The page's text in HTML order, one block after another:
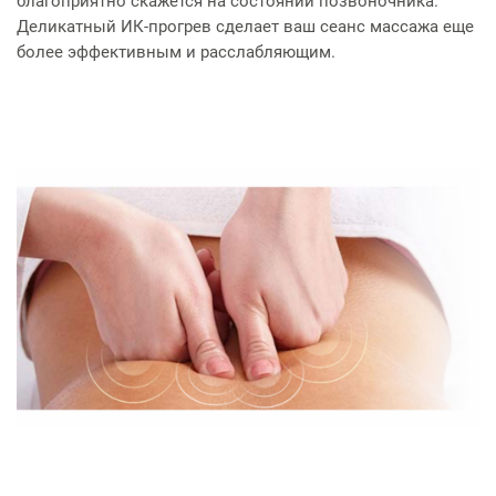
Деликатный ИК-прогрев сделает ваш сеанс массажа еще
более эффективным и расслабляющим.